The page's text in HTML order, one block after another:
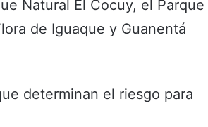
Natural El Cocuy, el Parque
de Iguaque y Guanentá
determinan el riesgo para